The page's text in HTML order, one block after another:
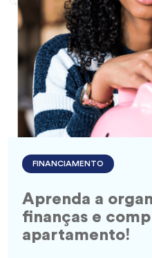
FINANCIAMENTO
Aprenda a
finanças e
apartamento!